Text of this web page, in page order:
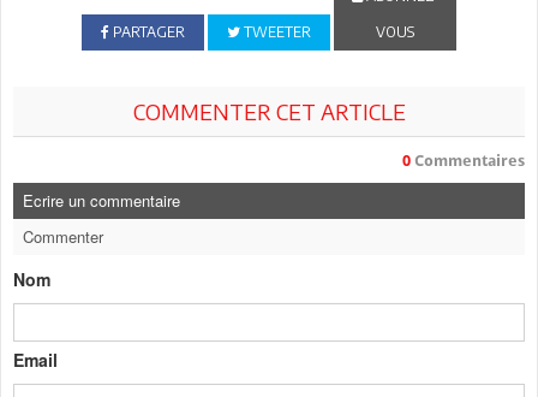
PARTAGER TWEETER
VOUS
COMMENTER CET ARTICLE
0 Commentaires
Ecrire un commentaire
Commenter
Nom
Email